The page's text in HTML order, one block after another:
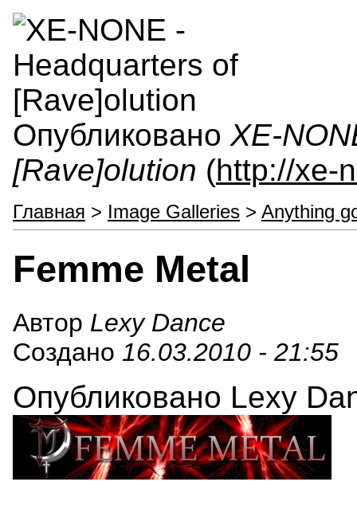
Опубликовано XE-
[Rave]olution (http://xe-
Главная > Image Galleries > Anything
Femme Metal
Автор Lexy Dance
Создано 16.03.2010 - 21:55
Опубликовано Lexy